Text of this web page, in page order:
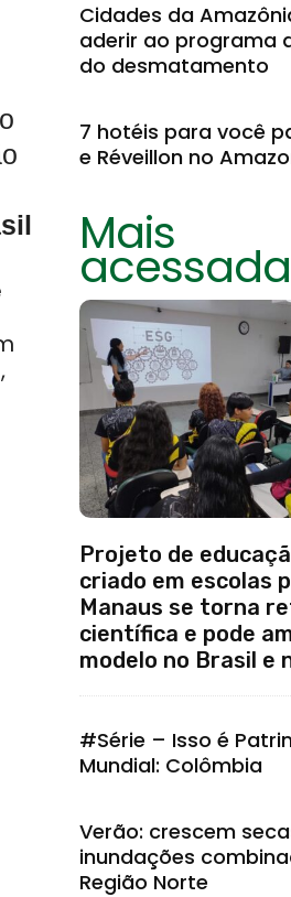
Cidades da
aderir ao programa
do desmatamento
7 hotéis para você
e Réveillon no
Mais
Projeto de
criado em escolas
Manaus se torna
científica e pode
modelo no Brasil e
#Série – Isso é
Mundial: Colômbia
Verão: crescem
inundações
Região Norte